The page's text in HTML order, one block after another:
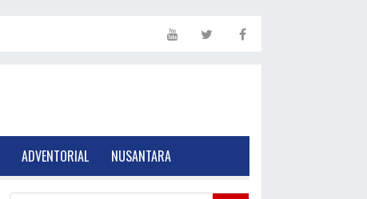
ADVENTORIAL NUSANTARA